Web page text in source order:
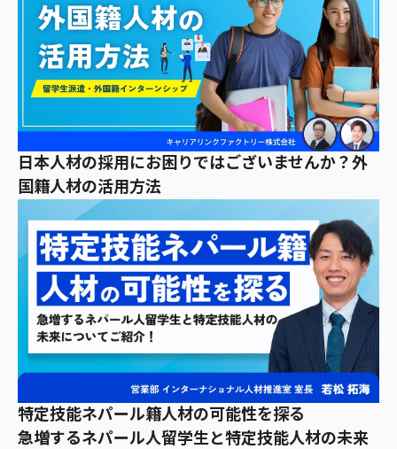
日本人材の採用にお困りではございませんか？外
国籍人材の活用方法
特定技能ネパール籍人材の可能性を探る
急増するネパール人留学生と特定技能人材の未来